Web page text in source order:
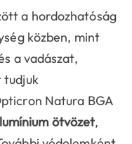
a hordozhatóság
közben, mint
a vadászat,
tudjuk
Natura BGA
ötvözet,